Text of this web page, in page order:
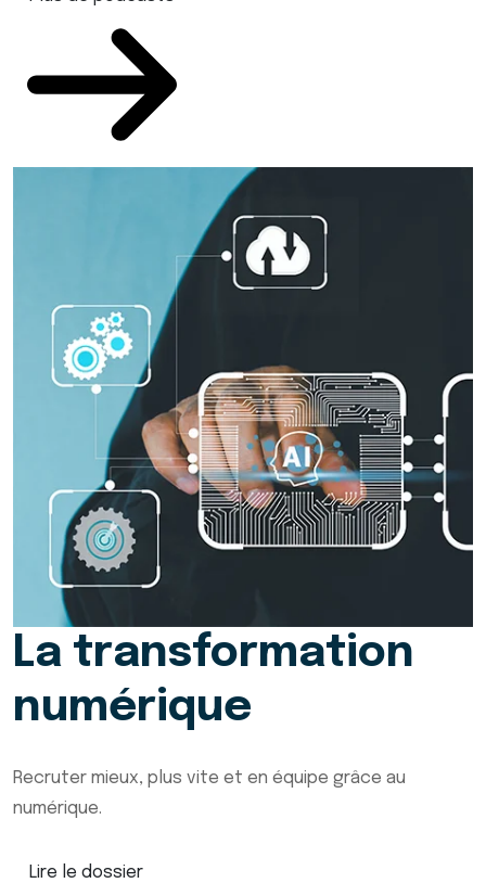
La transformation
numérique
Recruter mieux, plus vite et en équipe grâce au
numérique.
Lire le dossier